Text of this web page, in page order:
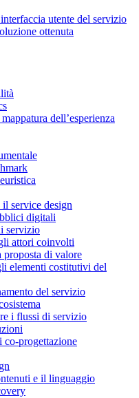
utente del servizio
ottenuta
dell’esperienza
service design
digitali
servizio
attori coinvolti
proposta di valore
elementi costitutivi del
del servizio
i flussi di servizio
co-progettazione
e il linguaggio